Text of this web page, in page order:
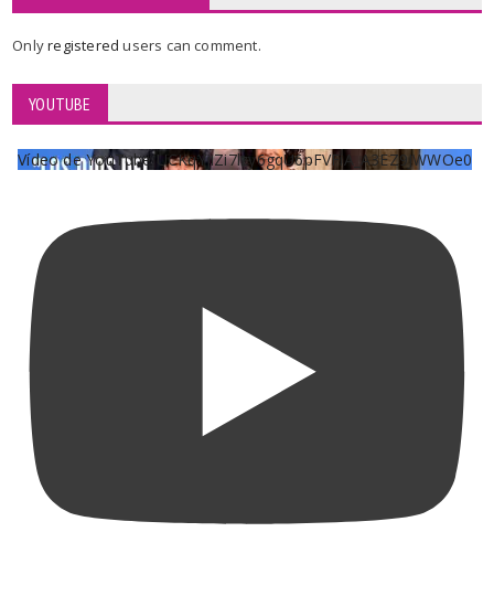
Onlyregisteredusers can comment.
YOUTUBE
Vídeo de YouTube UCKqYjiZi7lzy6gqU6pFVFiA_A3EZ9JWWOe0